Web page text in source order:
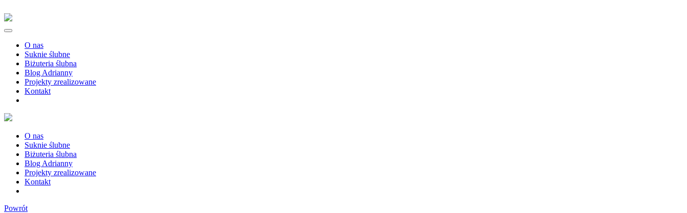
O nas
Suknie ślubne
Biżuteria ślubna
Blog Adrianny
Projekty zrealizowane
Kontakt
O nas
Suknie ślubne
Biżuteria ślubna
Blog Adrianny
Projekty zrealizowane
Kontakt
Powrót